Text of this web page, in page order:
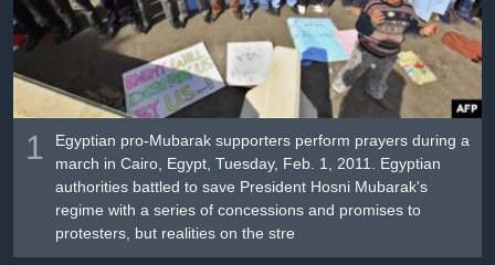
Լեզուներ
1
Egyptian pro-Mubarak supporters perform prayers during a
march in Cairo, Egypt, Tuesday, Feb. 1, 2011. Egyptian
authorities battled to save President Hosni Mubarak's
regime with a series of concessions and promises to
protesters, but realities on the stre